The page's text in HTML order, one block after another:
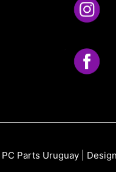
PC Parts Uruguay |